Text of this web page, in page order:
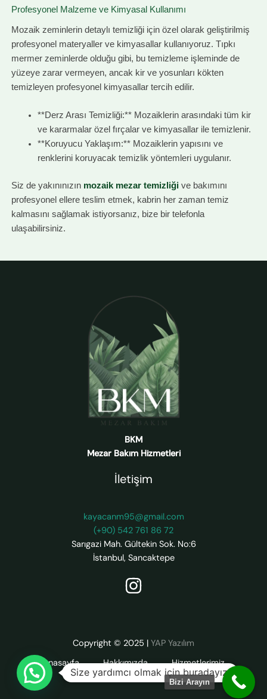
Profesyonel Malzeme ve Kimyasal Kullanımı
Mozaik zeminlerin detaylı temizliği için özel olarak geliştirilmiş
profesyonel materyaller ve kimyasallar kullanıyoruz. Tıpkı
mermer zeminlerde olduğu gibi, bu temizleme işleminde de
yüzeye zarar vermeyen, ancak kir ve yosunları kökten
temizleyen profesyonel kimyasallar tercih edilir.
**Derz Arası Temizliği:** Mozaiklerin arasındaki tüm kir
ve kararmalar özel fırçalar ve kimyasallar ile temizlenir.
**Koruyucu Yaklaşım:** Mozaiklerin yapısını ve
renklerini koruyacak temizlik yöntemleri uygulanır.
Siz de yakınınızın mozaik mezar temizliğive bakımını
profesyonel ellere teslim etmek, kabrin her zaman temiz
kalmasını sağlamak istiyorsanız, bize bir telefonla
ulaşabilirsiniz.
BKM
Mezar Bakım Hizmetleri
İletişim
kayacanm95@gmail.com
(+90) 542 761 86 72
Sarıgazi Mah. Gültekin Sok. No:6
İstanbul, Sancaktepe
Copyright © 2025 | YAP Yazılım
Anasayfa
Hakkımızda
Hizmetlerimiz
Galerimiz
Blog İletişim
Size yardımcı olmak için buradayız.
Bizi Arayın